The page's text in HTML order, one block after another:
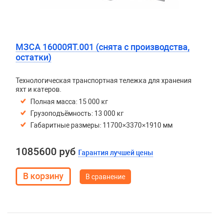
МЗСА 16000ЯТ.001 (снята с производства,
остатки)
Технологическая транспортная тележка для хранения
яхт и катеров.
Полная масса: 15 000 кг
Грузоподъёмность: 13 000 кг
Габаритные размеры: 11700×3370×1910 мм
1085600 руб Гарантия лучшей цены
В сравнение